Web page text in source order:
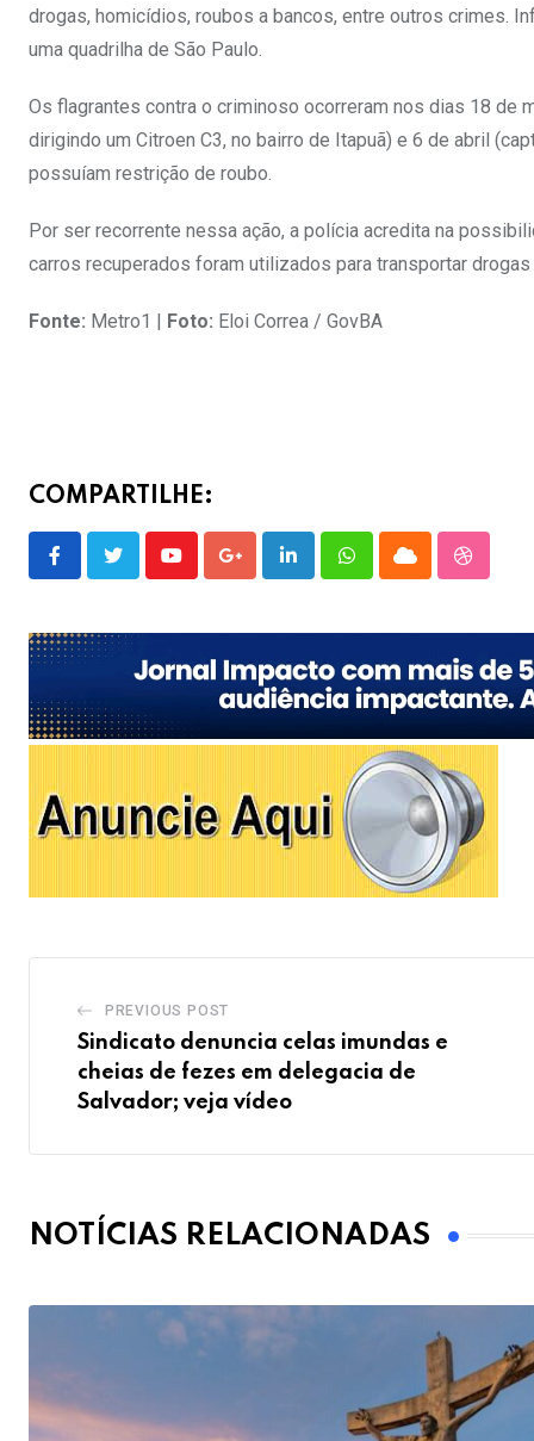
drogas, homicídios, roubos a bancos, entre outros crimes.
uma quadrilha de São Paulo.
Os flagrantes contra o criminoso ocorreram nos dias 18 de
dirigindo um Citroen C3, no bairro de Itapuã) e 6 de abril
possuíam restrição de roubo.
Por ser recorrente nessa ação, a polícia acredita na
carros recuperados foram utilizados para transportar
Fonte: Metro1 | Foto: Eloi Correa / GovBA
COMPARTILHE:
YoutubeGoogle+LinkedInWhatsappCloud
PREVIOUS POST
Sindicato denuncia celas imundas e
cheias de fezes em delegacia de
Salvador; veja vídeo
NOTÍCIAS RELACIONADAS